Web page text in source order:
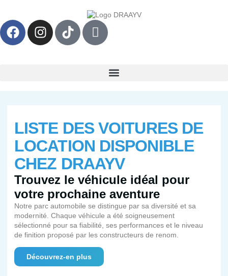
LISTE DES VOITURES DE
LOCATION DISPONIBLE
CHEZ DRAAYV
Trouvez le véhicule idéal pour
votre prochaine aventure
Notre parc automobile se distingue par sa diversité et sa
modernité. Chaque véhicule a été soigneusement
sélectionné pour sa fiabilité, ses performances et le niveau
de finition proposé par les constructeurs de renom.
Découvrez-en plus